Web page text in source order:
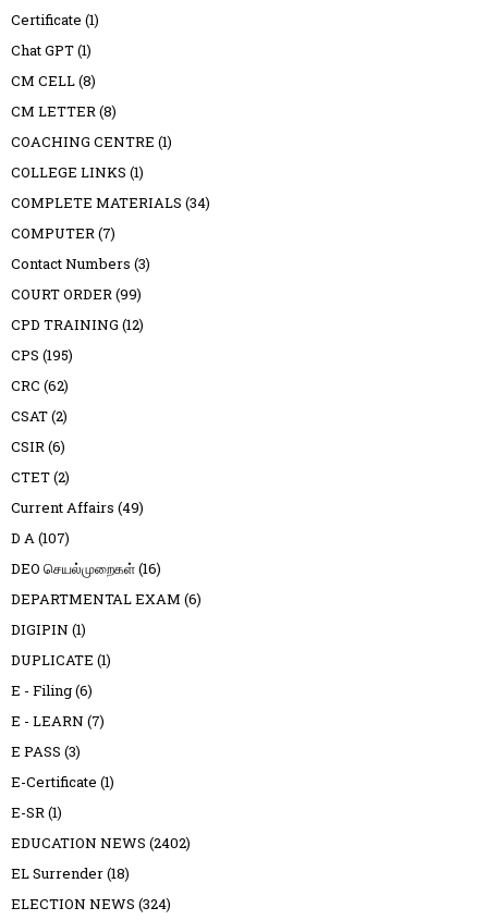
Certificate (1)
Chat GPT(1)
CM CELL(8)
CM LETTER(8)
COACHING CENTRE (1)
COLLEGE LINKS (1)
COMPLETE MATERIALS (34)
COMPUTER(7)
Contact Numbers (3)
COURT ORDER(99)
CPD TRAINING (12)
CPS (195)
CRC (62)
CSAT(2)
CSIR(6)
CTET(2)
Current Affairs (49)
D A(107)
DEO செயல்முறைகள்(16)
DEPARTMENTAL EXAM (6)
DIGIPIN (1)
DUPLICATE (1)
E - Filing(6)
E - LEARN (7)
E PASS (3)
E-Certificate (1)
E-SR(1)
EDUCATION NEWS (2402)
EL Surrender(18)
ELECTION NEWS (324)